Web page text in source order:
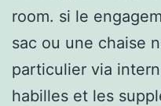
room. si le
sac ou une chaise
particulier via
habilles et les